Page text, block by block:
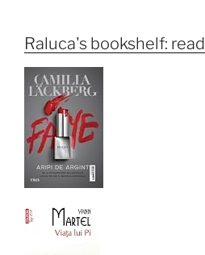
Raluca's bookshelf: read